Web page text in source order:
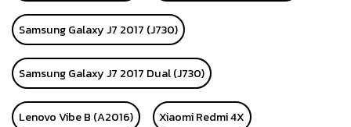
Samsung Galaxy J7 2017 (J730)
Samsung Galaxy J7 2017 Dual (J730)
Lenovo Vibe B (A2016) Xiaomi Redmi 4X